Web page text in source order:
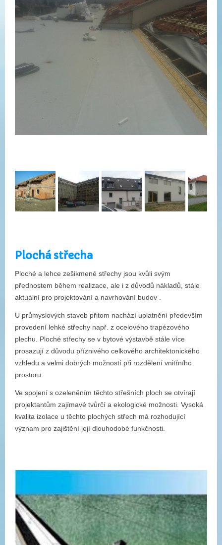
Plochá střecha
Ploché a lehce zešikmené střechy jsou kvůli svým
přednostem během realizace, ale i z důvodů nákladů, stále
aktuální pro projektování a navrhování budov .
U průmyslových staveb přitom nachází uplatnění především
provedení lehké střechy např. z ocelového trapézového
plechu. Ploché střechy se v bytové výstavbě stále více
prosazují z důvodu příznivého celkového architektonického
vzhledu a velmi dobrých možností při rozdělení vnitřního
prostoru.
Ve spojení s ozeleněním těchto střešních ploch se otvírají
projektantům zajímavé tvůrčí a ekologické možnosti. Vysoká
kvalita izolace u těchto plochých střech má rozhodující
význam pro zajištění její dlouhodobé funkčnosti.